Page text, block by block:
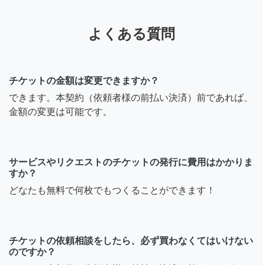
よくある質問
チケットの金額は変更できますか？
できます。本契約（依頼者様の前払い決済）前であれば、
金額の変更は可能です。
サービスやリクエストのチケットの発行に費用はかかりま
すか？
どなたも無料で何枚でもつくることができます！
チケットの依頼相談をしたら、必ず買わなくてはいけない
のですか？